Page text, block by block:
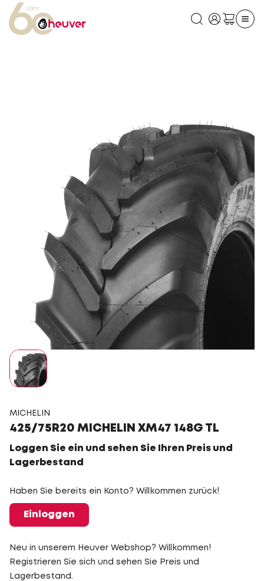
MICHELIN
425/75R20 MICHELIN XM47 148G TL
Loggen Sie ein und sehen Sie Ihren Preis und
Lagerbestand
Haben Sie bereits ein Konto? Willkommen zurück!
Einloggen
Neu in unserem Heuver Webshop? Willkommen!
Registrieren Sie sich und sehen Sie Preis und
Lagerbestand.